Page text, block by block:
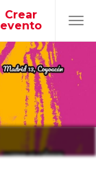
Crear
evento